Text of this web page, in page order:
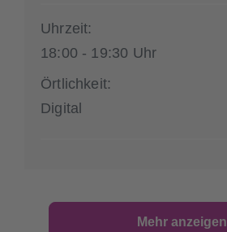
Uhrzeit:
18:00 - 19:30 Uhr
Örtlichkeit:
Digital
Mehr anzeigen